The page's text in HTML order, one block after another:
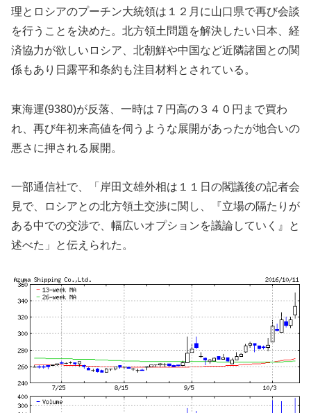
理とロシアのプーチン大統領は１２月に山口県で再び会談
を行うことを決めた。北方領土問題を解決したい日本、経
済協力が欲しいロシア、北朝鮮や中国など近隣諸国との関
係もあり日露平和条約も注目材料とされている。
東海運(9380)が反落、一時は７円高の３４０円まで買わ
れ、再び年初来高値を伺うような展開があったが地合いの
悪さに押される展開。
一部通信社で、「岸田文雄外相は１１日の閣議後の記者会
見で、ロシアとの北方領土交渉に関し、『立場の隔たりが
ある中での交渉で、幅広いオプションを議論していく』と
述べた」と伝えられた。